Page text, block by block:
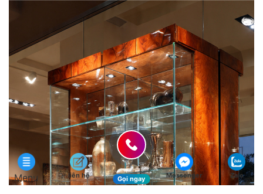
Menu liên hệ Gọi ngay Messenger Zalo